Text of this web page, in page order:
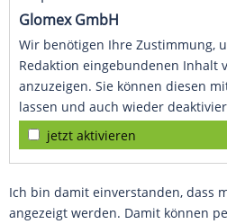
Glomex GmbH
Wir benötigen Ihre Zustimmung,
Redaktion eingebundenen Inhalt
anzuzeigen. Sie können diesen
lassen und auch wieder
jetzt aktivieren
Ich bin damit einverstanden, dass
angezeigt werden. Damit können